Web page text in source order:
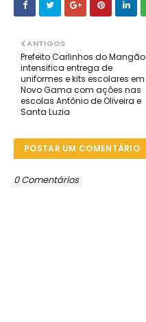
ANTIGOS
Prefeito Carlinhos do Mangão
intensifica entrega de
uniformes e kits escolares em
Novo Gama com ações nas
escolas Antônio de Oliveira e
Santa Luzia
POSTAR UM COMENTÁRIO
0 Comentários